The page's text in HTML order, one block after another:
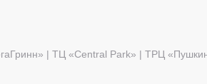
| ТЦ «Central Park» | ТРЦ